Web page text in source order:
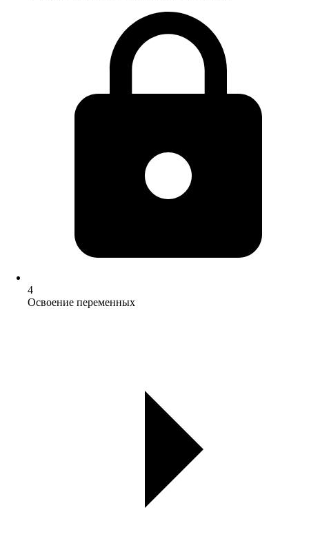
4
Освоение переменных